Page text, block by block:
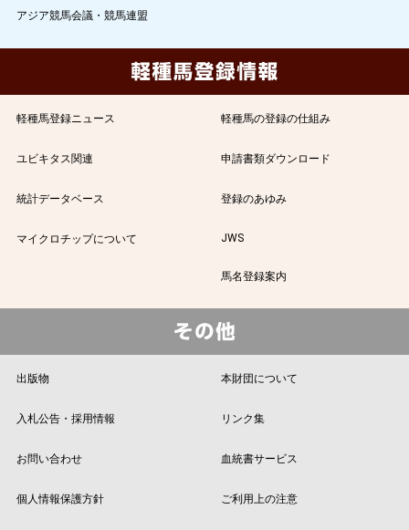
アジア競馬会議・競馬連盟
軽種馬登録ニュース 軽種馬の登録の仕組み
ユビキタス関連 申請書類ダウンロード
統計データベース 登録のあゆみ
マイクロチップについて JWS
馬名登録案内
出版物 本財団について
入札公告・採用情報 リンク集
お問い合わせ 血統書サービス
個人情報保護方針 ご利用上の注意